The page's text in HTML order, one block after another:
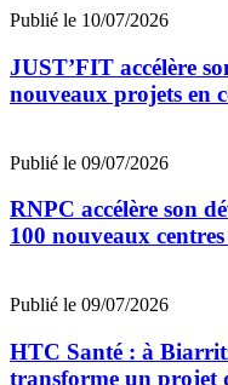
Publié le 10/07/2026
JUST’FIT accélère
nouveaux projets en
Publié le 09/07/2026
RNPC accélère son
100 nouveaux
Publié le 09/07/2026
HTC Santé : à
transforme un projet